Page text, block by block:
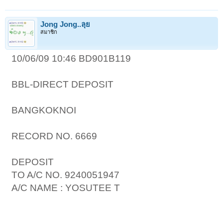
Jong Jong..ลุย
สมาชิก
10/06/09 10:46 BD901B119
BBL-DIRECT DEPOSIT
BANGKOKNOI
RECORD NO. 6669
DEPOSIT
TO A/C NO. 9240051947
A/C NAME : YOSUTEE T
1 2 4 5 6 → 203